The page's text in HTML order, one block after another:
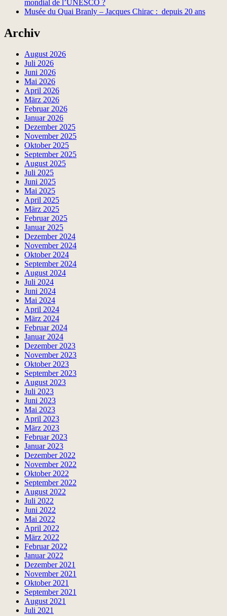
mondial de l’UNESCO ?
Musée du Quai Branly – Jacques Chirac : depuis 20 ans
Archiv
August 2026
Juli 2026
Juni 2026
Mai 2026
April 2026
März 2026
Februar 2026
Januar 2026
Dezember 2025
November 2025
Oktober 2025
September 2025
August 2025
Juli 2025
Juni 2025
Mai 2025
April 2025
März 2025
Februar 2025
Januar 2025
Dezember 2024
November 2024
Oktober 2024
September 2024
August 2024
Juli 2024
Juni 2024
Mai 2024
April 2024
März 2024
Februar 2024
Januar 2024
Dezember 2023
November 2023
Oktober 2023
September 2023
August 2023
Juli 2023
Juni 2023
Mai 2023
April 2023
März 2023
Februar 2023
Januar 2023
Dezember 2022
November 2022
Oktober 2022
September 2022
August 2022
Juli 2022
Juni 2022
Mai 2022
April 2022
März 2022
Februar 2022
Januar 2022
Dezember 2021
November 2021
Oktober 2021
September 2021
August 2021
Juli 2021